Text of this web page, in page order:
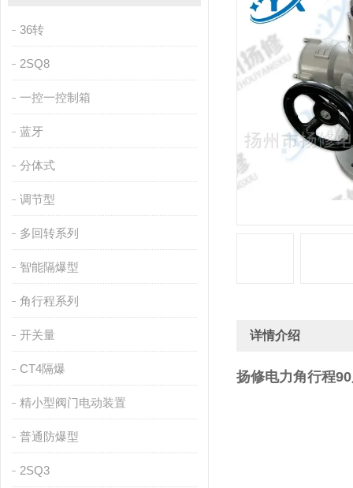
36转
2SQ8
一控一控制箱
蓝牙
分体式
调节型
多回转系列
智能隔爆型
角行程系列
开关量
CT4隔爆
精小型阀门电动装置
普通防爆型
2SQ3
详情介绍
扬修电力角行程